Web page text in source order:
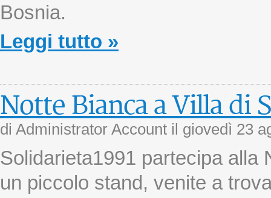
Bosnia.
Leggi tutto »
Notte Bianca a Villa di
di Administrator Account il giovedì 23
Solidarieta1991 partecipa alla
un piccolo stand, venite a